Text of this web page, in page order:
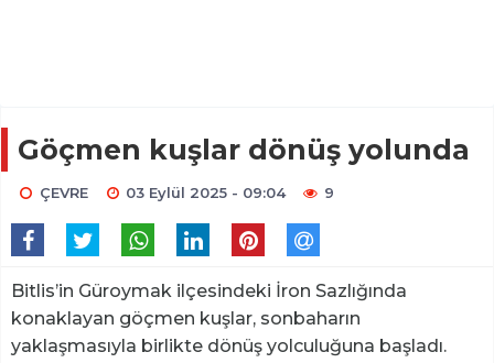
Göçmen kuşlar dönüş yolunda
ÇEVRE 03 Eylül 2025 - 09:04 9
Bitlis’in Güroymak ilçesindeki İron Sazlığında
konaklayan göçmen kuşlar, sonbaharın
yaklaşmasıyla birlikte dönüş yolculuğuna başladı.